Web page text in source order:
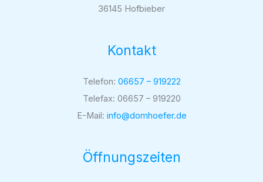
36145 Hofbieber
Kontakt
Telefon: 06657 – 919222
Telefax: 06657 – 919220
E-Mail: info@domhoefer.de
Öffnungszeiten